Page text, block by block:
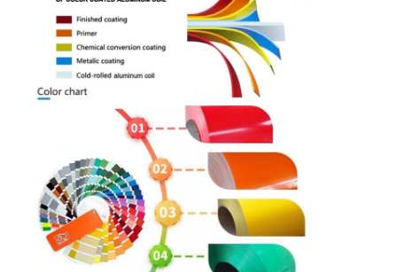
لفائف قطاع الألومنيوم
لوحة الألومنيوم المتقلب
ألمنيوم منقوش
ورق الألومنيوم المصفوف
ألواح قرص الألومنيوم